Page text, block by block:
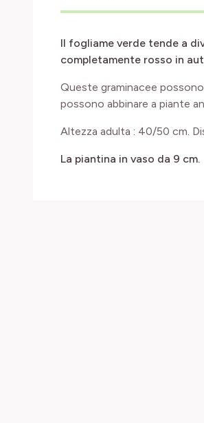
Il fogliame verde tende a
completamente rosso in
Queste graminacee
possono abbinare a piante
Altezza adulta : 40/50 cm.
La piantina in vaso da 9